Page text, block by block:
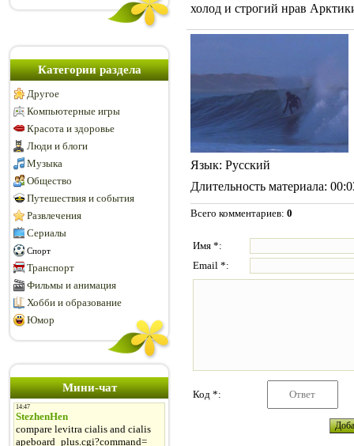
Категории раздела
Другое
Компьютерные игры
Красота и здоровье
Люди и блоги
Музыка
Общество
Путешествия и события
Развлечения
Сериалы
Спорт
Транспорт
Фильмы и анимация
Хобби и образование
Юмор
Мини-чат
холод и строгий нрав
Язык: Русский
Длительность материала:
Всего комментариев: 0
Имя *:
Email *:
Код *: